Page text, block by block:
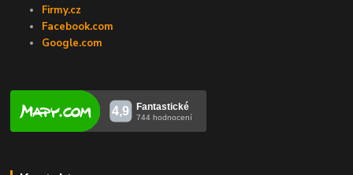
Firmy.cz
Facebook.com
Google.com